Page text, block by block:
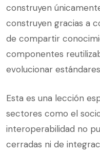
construyen
construyen gracias a
de compartir
componentes
evolucionar
Esta es una lección
sectores como el
interoperabilidad no
cerradas ni de